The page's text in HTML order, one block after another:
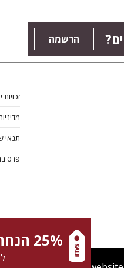
הרשמה
זכויות
תנאי
פרס
25% הנחה ברכישה ראשונה